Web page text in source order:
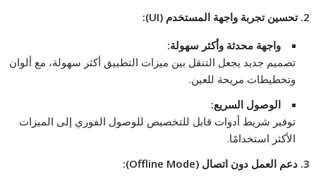
2. تحسين تجربة واجهة المستخدم (UI):
واجهة محدثة وأكثر سهولة:
تصميم جديد يجعل التنقل بين ميزات التطبيق أكثر سهولة، مع ألوان
وتخطيطات مريحة للعين.
الوصول السريع:
توفير شريط أدوات قابل للتخصيص للوصول الفوري إلى الميزات
الأكثر استخدامًا.
3. دعم العمل دون اتصال (Offline Mode):